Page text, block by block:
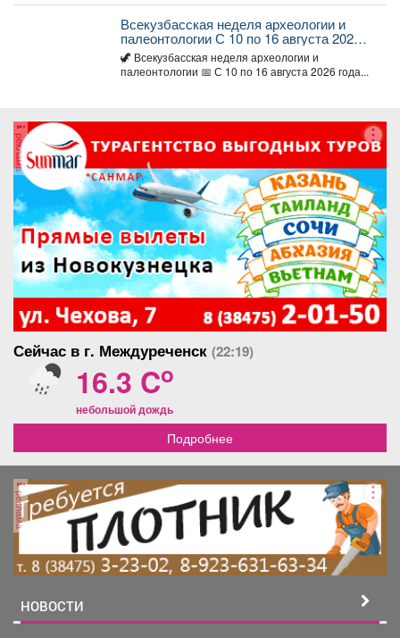
Всекузбасская неделя археологии и
палеонтологии С 10 по 16 августа 2026
года в музеях Кузбасса пройдет Неделя
археологии и палеонтологии,
приуроченная ко Дню археолога (15
🦖 Всекузбасская неделя археологии и
палеонтологии 📅 С 10 по 16 августа 2026 года...
реклама
Сейчас в г. Междуреченск (22:19)
16.3 Co
небольшой дождь
Подробнее
реклама
НОВОСТИ